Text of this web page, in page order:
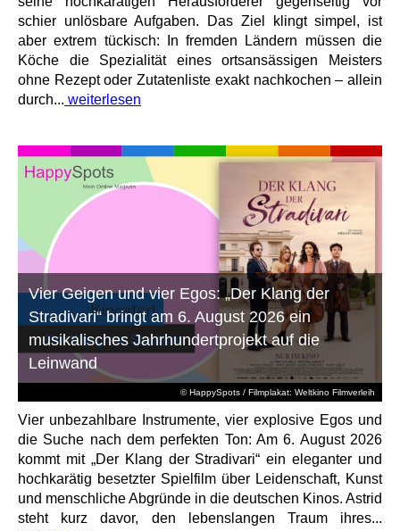
schier unlösbare Aufgaben. Das Ziel klingt simpel, ist
aber extrem tückisch: In fremden Ländern müssen die
Köche die Spezialität eines ortsansässigen Meisters
ohne Rezept oder Zutatenliste exakt nachkochen – allein
durch... weiterlesen
© HappySpots / Filmplakat: Weltkino Filmverleih
Vier Geigen und vier Egos: „Der Klang der
Stradivari“ bringt am 6. August 2026 ein
musikalisches Jahrhundertprojekt auf die
Leinwand
Vier unbezahlbare Instrumente, vier explosive Egos und
die Suche nach dem perfekten Ton: Am 6. August 2026
kommt mit „Der Klang der Stradivari“ ein eleganter und
hochkarätig besetzter Spielfilm über Leidenschaft, Kunst
und menschliche Abgründe in die deutschen Kinos. Astrid
steht kurz davor, den lebenslangen Traum ihres...